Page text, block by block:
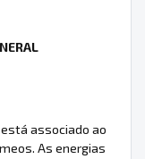
associado ao
As energias